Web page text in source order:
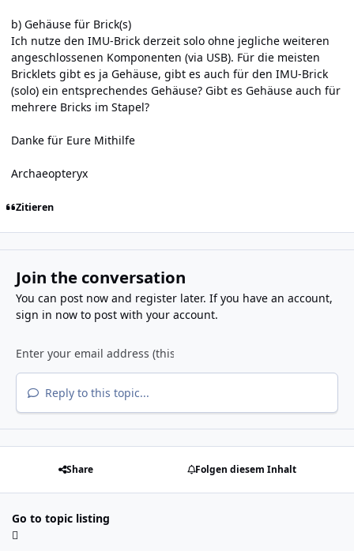
b) Gehäuse für Brick(s)
Ich nutze den IMU-Brick derzeit solo ohne jegliche weiteren
angeschlossenen Komponenten (via USB). Für die meisten
Bricklets gibt es ja Gehäuse, gibt es auch für den IMU-Brick
(solo) ein entsprechendes Gehäuse? Gibt es Gehäuse auch für
mehrere Bricks im Stapel?
Danke für Eure Mithilfe
Archaeopteryx
Zitieren
Join the conversation
You can post now and register later. If you have an account,
sign in nowto post with your account.
Reply to this topic...
Share Folgen diesem Inhalt
Go to topic listing